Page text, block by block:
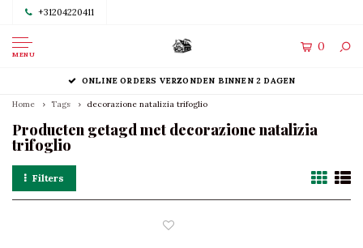
+31204220411
MENU
0
ONLINE ORDERS VERZONDEN BINNEN 2 DAGEN
Home Tags decorazione natalizia trifoglio
Producten getagd met decorazione natalizia
trifoglio
Filters